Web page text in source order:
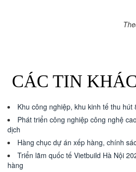
CÁC TIN KHÁC
Khu công nghiệp, khu kinh tế thu hút
Phát triển công nghiệp công nghệ
dịch
Hàng chục dự án xếp hàng, chính
Triển lãm quốc tế Vietbuild Hà Nội
hàng